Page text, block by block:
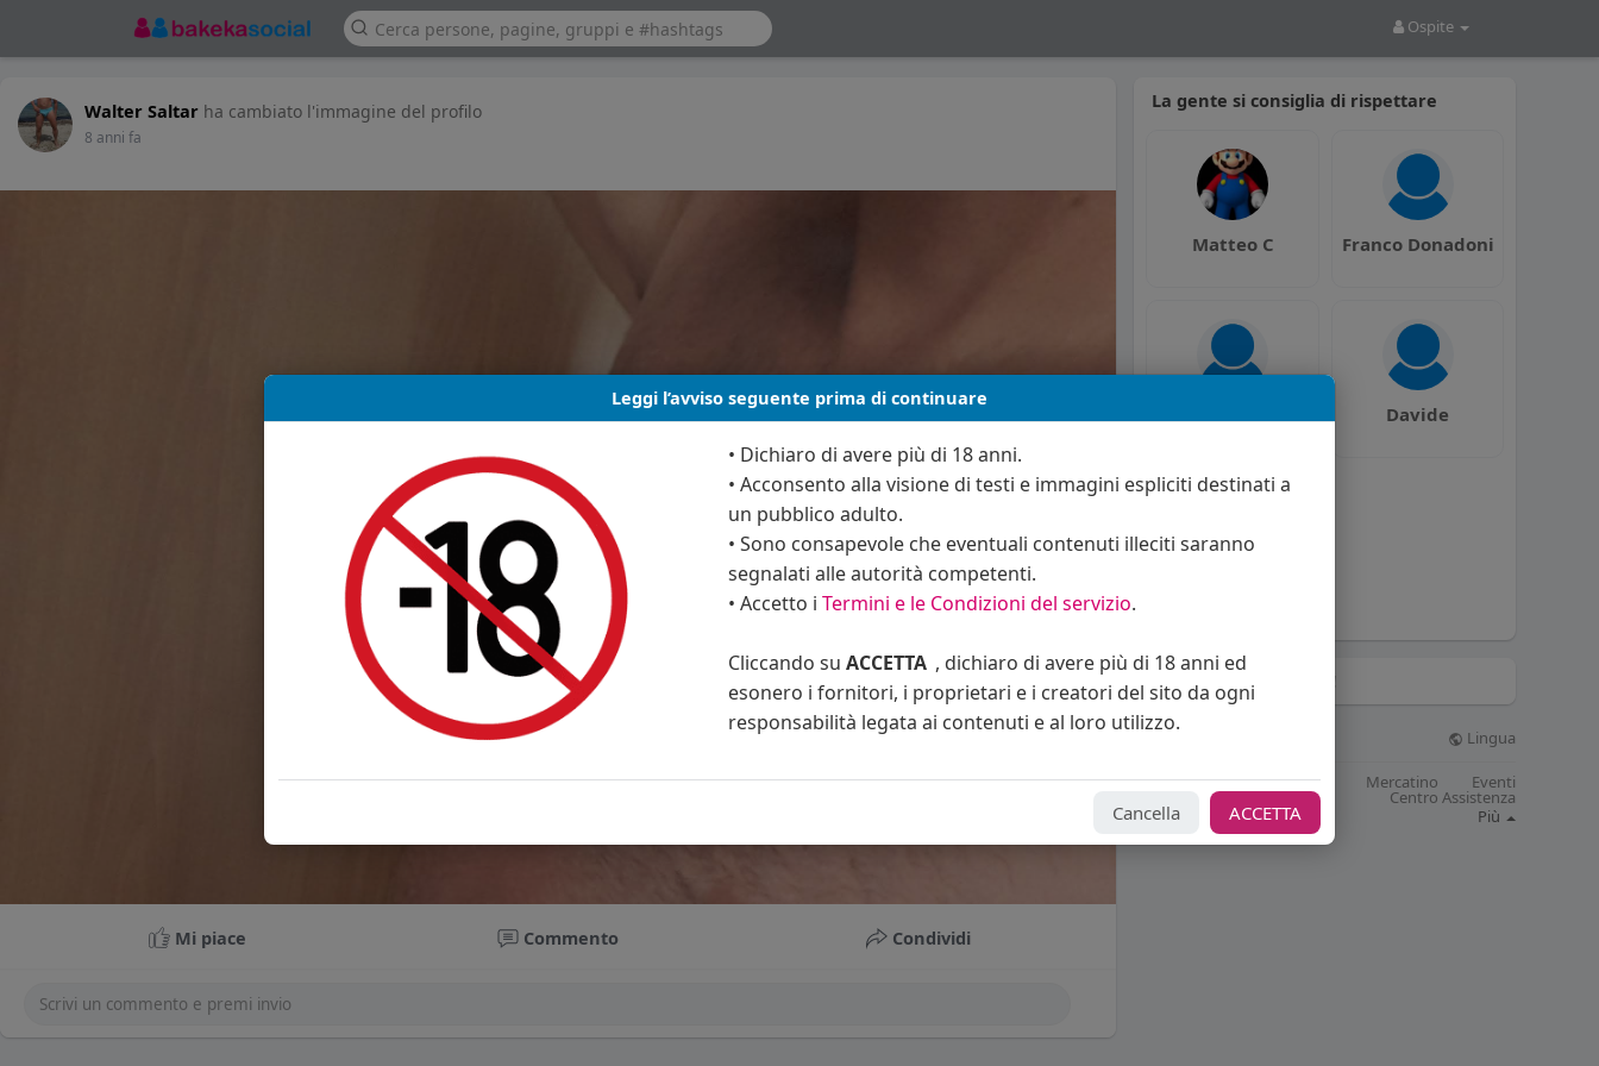
Ospite
Walter Saltar ha cambiato l'immagine del profilo
8 anni fa
Mi piace Commento Condividi
La gente si consiglia di rispettare
Matteo C Franco Donadoni
Davide
Hashtag di tendenza!
Lingua
Cos'è BakecaSocial Blog Mercatino Eventi
Supporto
Centro Assistenza
Sviluppatori
Più
Leggi l’avviso seguente prima di continuare
• Dichiaro di avere più di 18 anni.
• Acconsento alla visione di testi e immagini espliciti destinati a
un pubblico adulto.
• Sono consapevole che eventuali contenuti illeciti saranno
segnalati alle autorità competenti.
• Accetto i Termini e le Condizioni del servizio.
Cliccando su ACCETTA , dichiaro di avere più di 18 anni ed
esonero i fornitori, i proprietari e i creatori del sito da ogni
responsabilità legata ai contenuti e al loro utilizzo.
Cancella ACCETTA